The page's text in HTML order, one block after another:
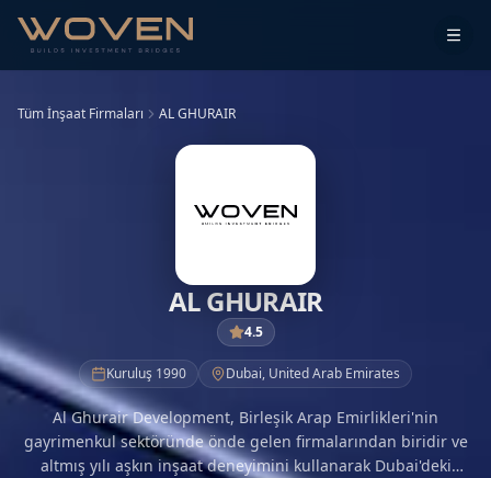
Tüm İnşaat Firmaları AL GHURAIR
AL GHURAIR
4.5
Kuruluş 1990 Dubai, United Arab Emirates
Al Ghurair Development, Birleşik Arap Emirlikleri'nin
gayrimenkul sektöründe önde gelen firmalarından biridir ve
altmış yılı aşkın inşaat deneyimini kullanarak Dubai'deki